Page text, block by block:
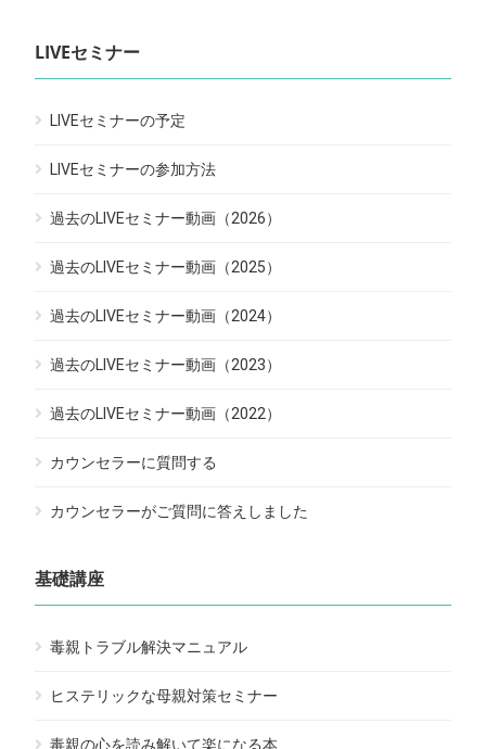
LIVEセミナー
LIVEセミナーの予定
LIVEセミナーの参加方法
過去のLIVEセミナー動画（2026）
過去のLIVEセミナー動画（2025）
過去のLIVEセミナー動画（2024）
過去のLIVEセミナー動画（2023）
過去のLIVEセミナー動画（2022）
カウンセラーに質問する
カウンセラーがご質問に答えしました
基礎講座
毒親トラブル解決マニュアル
ヒステリックな母親対策セミナー
毒親の心を読み解いて楽になる本